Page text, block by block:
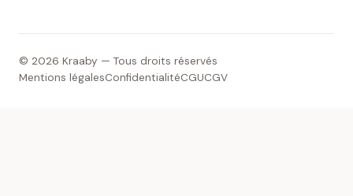
© 2026 Kraaby — Tous droits réservés
Mentions légalesConfidentialitéCGUCGV